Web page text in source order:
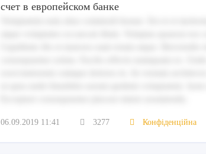
счет в европейском банке
06.09.2019 11:41 3277 Конфіденційна